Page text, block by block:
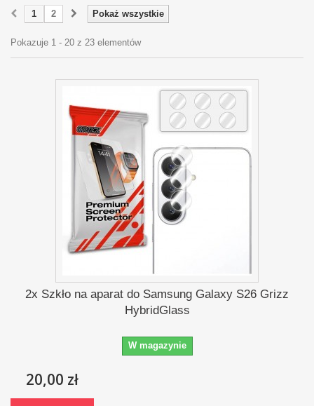
Pokaż wszystkie
1 2
Pokazuje 1 - 20 z 23 elementów
2x Szkło na aparat do Samsung Galaxy S26 Grizz
HybridGlass
W magazynie
20,00 zł